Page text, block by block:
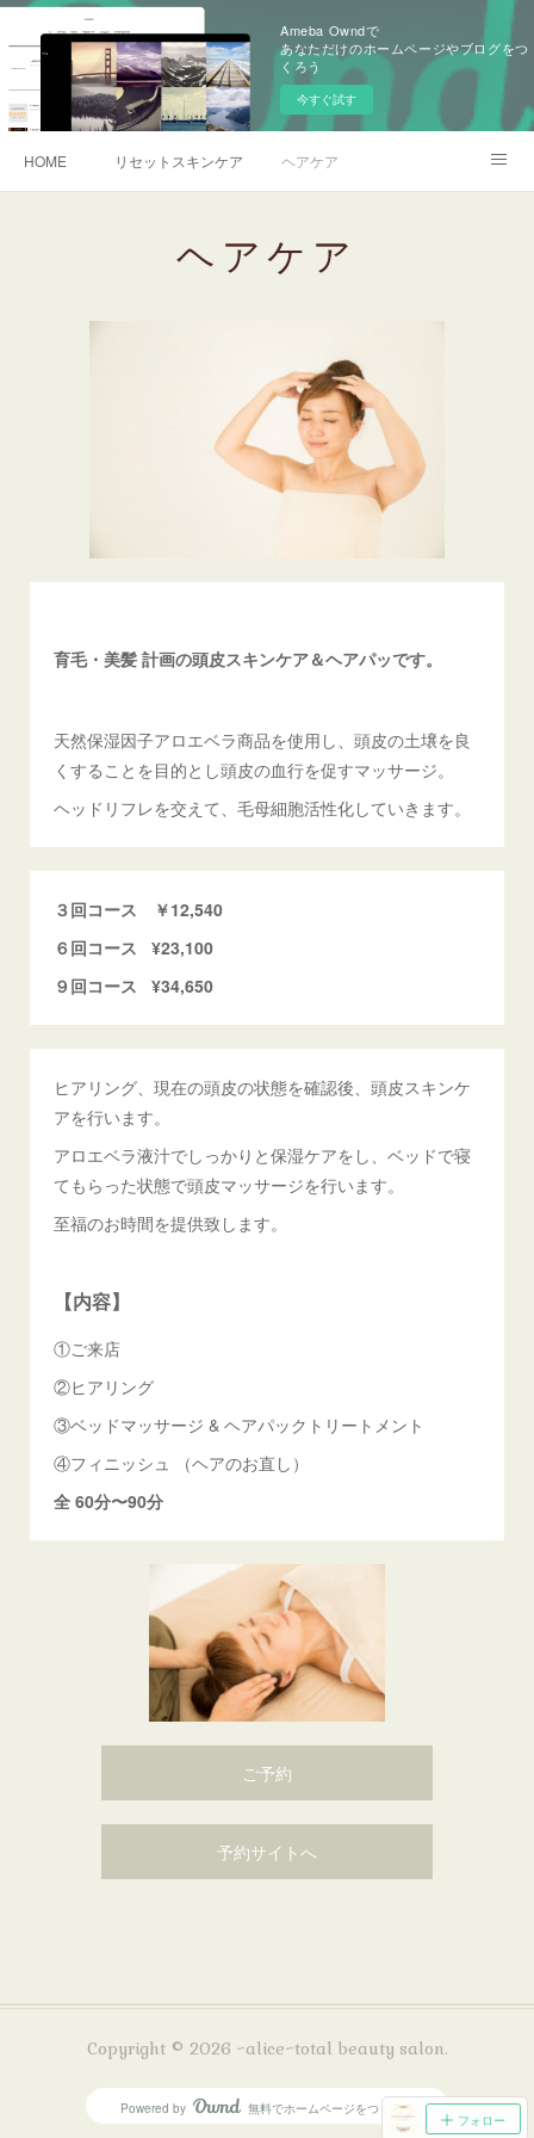
Ameba Owndで
あなただけのホームページやブログをつ
くろう
今すぐ試す
HOME リセットスキンケア ヘアケア
ヘアケア
育毛・美髪 計画の頭皮スキンケア＆ヘアパッです。
天然保湿因子アロエベラ商品を使用し、頭皮の土壌を良
くすることを目的とし頭皮の血行を促すマッサージ。
ヘッドリフレを交えて、毛母細胞活性化していきます。
３回コース ￥12,540
６回コース ¥23,100
９回コース ¥34,650
ヒアリング、現在の頭皮の状態を確認後、頭皮スキンケ
アを行います。
アロエベラ液汁でしっかりと保湿ケアをし、ベッドで寝
てもらった状態で頭皮マッサージを行います。
至福のお時間を提供致します。
【内容】
①ご来店
②ヒアリング
③ベッドマッサージ & ヘアパックトリートメント
④フィニッシュ （ヘアのお直し）
全 60分〜90分
ご予約
予約サイトへ
フォロー
Copyright © 2026 ~alice~total beauty salon.
Powered by AmebaOwnd
無料でホームページをつくろう